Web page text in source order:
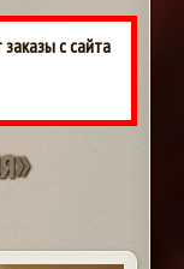
с сайта
я»